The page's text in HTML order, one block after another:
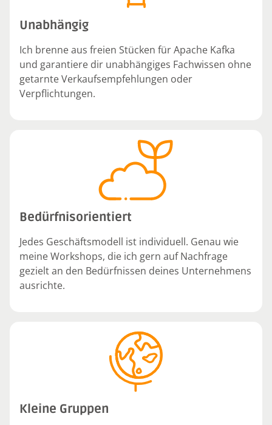
Unabhängig
Ich brenne aus freien Stücken für Apache Kafka
und garantiere dir unabhängiges Fachwissen ohne
getarnte Verkaufsempfehlungen oder
Verpflichtungen.
Bedürfnisorientiert
Jedes Geschäftsmodell ist individuell. Genau wie
meine Workshops, die ich gern auf Nachfrage
gezielt an den Bedürfnissen deines Unternehmens
ausrichte.
Kleine Gruppen